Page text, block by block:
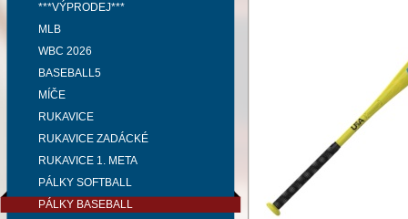
***VÝPRODEJ***
MLB
WBC 2026
BASEBALL5
MÍČE
RUKAVICE
RUKAVICE ZADÁCKÉ
RUKAVICE 1. META
PÁLKY SOFTBALL
PÁLKY BASEBALL